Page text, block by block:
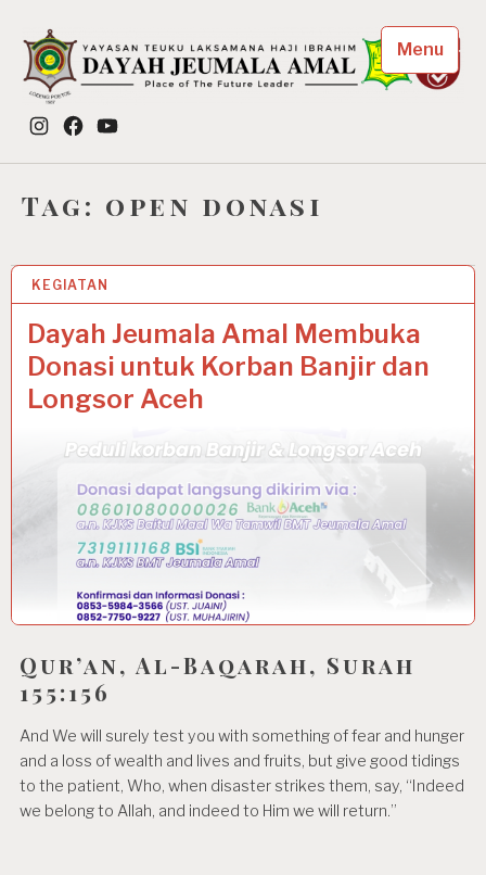
content
Dayah Jeumala Amal
Place of The Future Leader
Instagram
FacebookYouTube
Menu
Tag: open donasi
KEGIATAN
Dayah Jeumala Amal Membuka
Donasi untuk Korban Banjir dan
Longsor Aceh
9 DEC 2025
Qur’an, Al-Baqarah, Surah
155:156
And We will surely test you with something of fear and hunger
and a loss of wealth and lives and fruits, but give good tidings
to the patient, Who, when disaster strikes them, say, “Indeed
we belong to Allah, and indeed to Him we will return.”